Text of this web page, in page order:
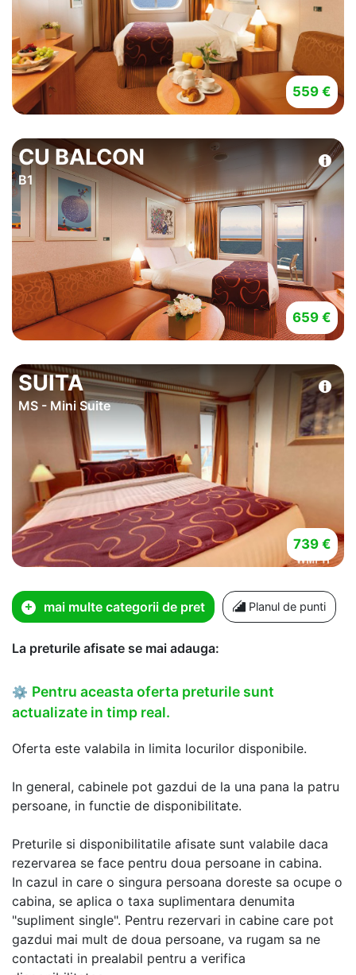
559 €
CU BALCON
B1
659 €
SUITA
MS - Mini Suite
739 €
mai multe categorii de pret Planul de punti
La preturile afisate se mai adauga:
⚙ Pentru aceasta oferta preturile sunt
actualizate in timp real.
Oferta este valabila in limita locurilor disponibile.
In general, cabinele pot gazdui de la una pana la patru
persoane, in functie de disponibilitate.
Preturile si disponibilitatile afisate sunt valabile daca
rezervarea se face pentru doua persoane in cabina.
In cazul in care o singura persoana doreste sa ocupe o
cabina, se aplica o taxa suplimentara denumita
"supliment single". Pentru rezervari in cabine care pot
gazdui mai mult de doua persoane, va rugam sa ne
contactati in prealabil pentru a verifica